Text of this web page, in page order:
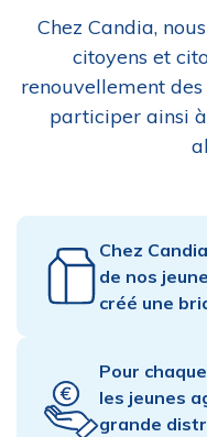
Chez Candia,
citoyens et
renouvellement
participer ainsi
Chez
de nos
créé une
Pour
les jeunes
grande